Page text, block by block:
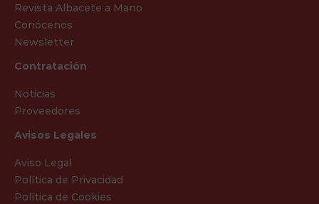
Revista Albacete a Mano
Conócenos
Newsletter
Contratación
Noticias
Proveedores
Avisos Legales
Aviso Legal
Política de Privacidad
Política de Cookies